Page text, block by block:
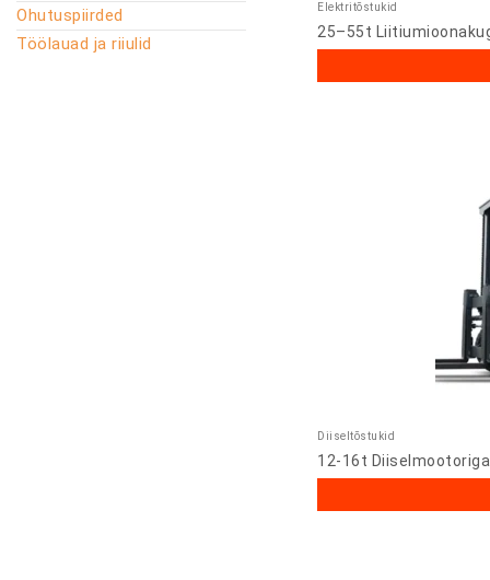
Ohutuspiirded
Töölauad ja riiulid
Elektritõstukid
25–55t
Diiseltõstukid
12-16t